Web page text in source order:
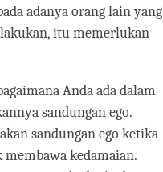
adanya orang lain yang
lakukan, itu memerlukan
Anda ada dalam
sandungan ego.
sandungan ego ketika
kedamaian.